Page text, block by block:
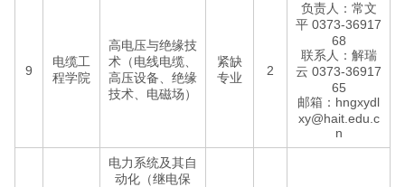
9
电缆工
程学院
高电压与绝缘技
术（电线电缆、
高压设备、绝缘
技术、电磁场）
紧缺
专业
2
负责人：常文
平 0373-36917
68
联系人：解瑞
云 0373-36917
65
邮箱：hngxydl
xy@hait.edu.c
n
电力系统及其自
动化（继电保